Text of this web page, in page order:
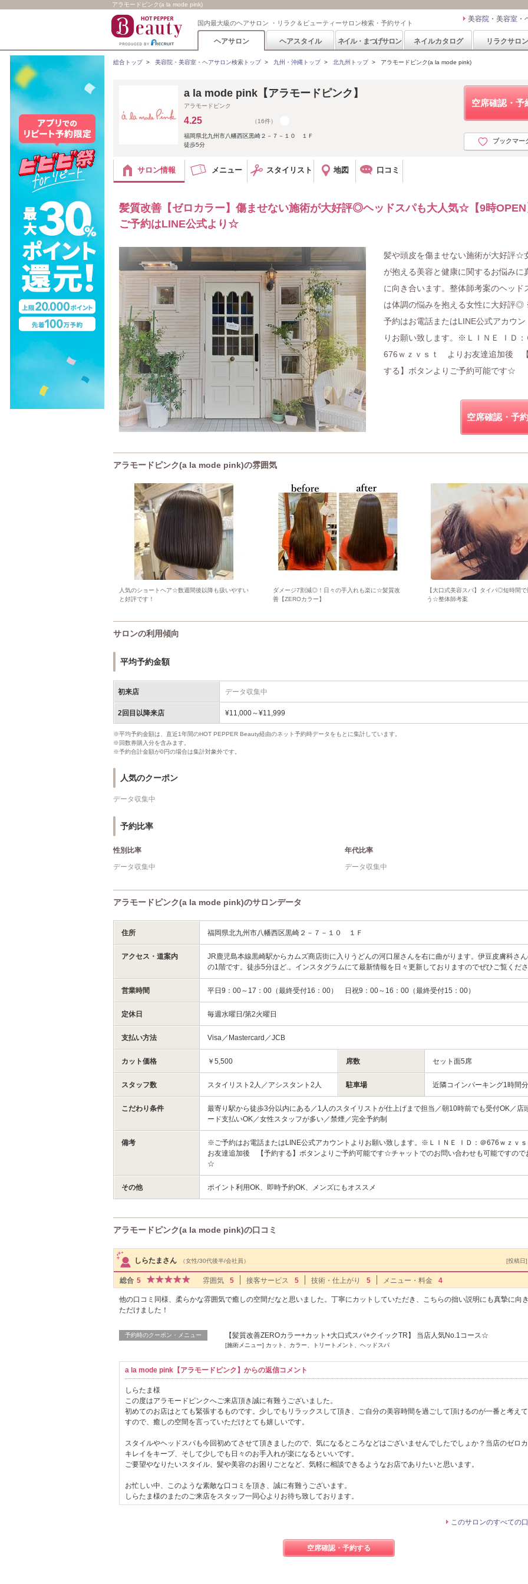
アラモードピンク(a la mode pink)
国内最大級のヘアサロン ・リラク＆ビューティーサロン検索・予約サイト 美容院・美容室・
ヘアサロン ヘアスタイル ネイル・まつげサロン ネイルカタログ リラクサロン
総合トップ> 美容院・美容室・ヘアサロン検索トップ> 九州・沖縄トップ> 北九州トップ> アラモードピンク(a la mode pink)
空席確認・予
ブックマー
a la mode pink【アラモードピンク】
アラモードピンク
4.25 （16件）
福岡県北九州市八幡西区黒崎２－７－１０ １Ｆ
徒歩5分
サロン情報 メニュー スタイリスト 地図 口コミ
髪質改善【ゼロカラー】傷ませない施術が大好評◎ヘッドスパも大人気☆【9時OPEN
ご予約はLINE公式より☆
髪や頭皮を傷ませない施術が大好評☆
が抱える美容と健康に関するお悩みに
に向き合います。整体師考案のヘッド
は体調の悩みを抱える女性に大好評
予約はお電話またはLINE公式アカウン
りお願い致します。※ＬＩＮＥ ＩＤ：
676ｗｚｖｓｔ よりお友達追加後
する】ボタンよりご予約可能です☆
空席確認・予
アラモードピンク(a la mode pink)の雰囲気
人気のショートヘア☆数週間後以降も扱いやすい
と好評です！
ダメージ7割減◎！日々の手入れも楽に☆髪質改
善【ZEROカラー】
【大口式美容スパ】タイパ◎短時間
う☆整体師考案
サロンの利用傾向
平均予約金額
初来店 データ収集中
2回目以降来店 ¥11,000～¥11,999
※平均予約金額は、直近1年間のHOT PEPPER Beauty経由のネット予約時データをもとに集計しています。
※回数券購入分を含みます。
※予約合計金額が0円の場合は集計対象外です。
人気のクーポン
データ収集中
予約比率
性別比率
データ収集中
年代比率
データ収集中
アラモードピンク(a la mode pink)のサロンデータ
住所 福岡県北九州市八幡西区黒崎２－７－１０ １Ｆ
アクセス・道案内
JR鹿児島本線黒崎駅からカムズ商店街に入りうどんの河口屋さんを右に曲がります。伊豆皮膚科さ
の1階です。徒歩5分ほど.。インスタグラムにて最新情報を日々更新しておりますのでぜひご覧くださ
営業時間 平日9：00～17：00（最終受付16：00） 日祝9：00～16：00（最終受付15：00）
定休日 毎週水曜日/第2火曜日
支払い方法 Visa／Mastercard／JCB
カット価格 ￥5,500 席数 セット面5席
スタッフ数 スタイリスト2人／アシスタント2人 駐車場 近隣コインパーキング1時間
こだわり条件
最寄り駅から徒歩3分以内にある／1人のスタイリストが仕上げまで担当／朝10時前でも受付OK／店
ード支払いOK／女性スタッフが多い／禁煙／完全予約制
備考
※ご予約はお電話またはLINE公式アカウントよりお願い致します。※ＬＩＮＥ ＩＤ：＠676ｗｚｖ
お友達追加後 【予約する】ボタンよりご予約可能です☆チャットでのお問い合わせも可能ですので
☆
その他 ポイント利用OK、即時予約OK、メンズにもオススメ
アラモードピンク(a la mode pink)の口コミ
サロンPick Up
しらたまさん
（女性/30代後半/会社員） [投稿日
総合 5 雰囲気 5 接客サービス 5 技術・仕上がり 5 メニュー・料金 4
他の口コミ同様、柔らかな雰囲気で癒しの空間だなと思いました。丁寧にカットしていただき、こちらの拙い説明にも真摯に向
ただけました！
予約時のクーポン・メニュー 【髪質改善ZEROカラー+カット+大口式スパ+クイックTR】 当店人気No.1コース☆
[施術メニュー] カット、カラー、トリートメント、ヘッドスパ
a la mode pink【アラモードピンク】からの返信コメント
しらたま様
この度はアラモードピンクへご来店頂き誠に有難うございました。
初めてのお店はとても緊張するものです。少しでもリラックスして頂き、ご自分の美容時間を過ごして頂けるのが一番と考えて
すので、癒しの空間を言っていただけとても嬉しいです。
スタイルやヘッドスパも今回初めてさせて頂きましたので、気になるところなどはございませんでしたでしょか？当店のゼロ
キレイをキープ、そして少しでも日々のお手入れが楽になるといいです。
ご要望やなりたいスタイル、髪や美容のお困りごとなど、気軽に相談できるようなお店でありたいと思います。
お忙しい中、このような素敵な口コミを頂き、誠に有難うございます。
しらたま様のまたのご来店をスタッフ一同心よりお待ち致しております。
このサロンのすべての
空席確認・予約する